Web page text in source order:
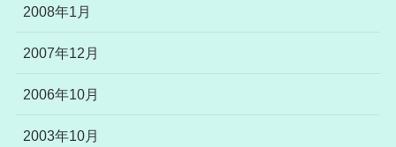
2008年1月
2007年12月
2006年10月
2003年10月